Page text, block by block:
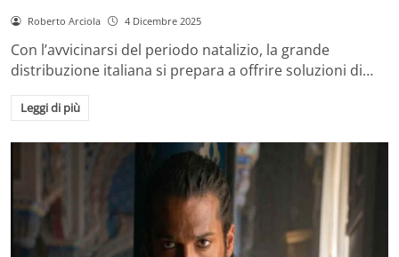
Roberto Arciola 4 Dicembre 2025
Con l’avvicinarsi del periodo natalizio, la grande
distribuzione italiana si prepara a offrire soluzioni di…
Leggi di più